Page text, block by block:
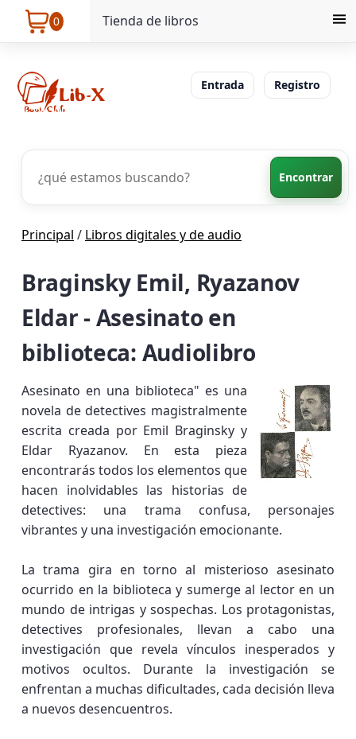
0 Tienda de libros
Entrada Registro
Encontrar
Principal / Libros digitales y de audio
Braginsky Emil, Ryazanov
Eldar - Asesinato en
biblioteca: Audiolibro
Asesinato en una biblioteca" es una
novela de detectives magistralmente
escrita creada por Emil Braginsky y
Eldar Ryazanov. En esta pieza
encontrarás todos los elementos que
hacen inolvidables las historias de
detectives: una trama confusa, personajes
vibrantes y una investigación emocionante.
La trama gira en torno al misterioso asesinato
ocurrido en la biblioteca y sumerge al lector en un
mundo de intrigas y sospechas. Los protagonistas,
detectives profesionales, llevan a cabo una
investigación que revela vínculos inesperados y
motivos ocultos. Durante la investigación se
enfrentan a muchas dificultades, cada decisión lleva
a nuevos desencuentros.